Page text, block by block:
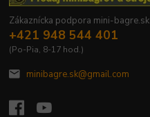
Zákaznícka podpora mini-bagre.sk
+421 948 544 401
(Po-Pia, 8-17 hod.)
minibagre.sk@gmail.com